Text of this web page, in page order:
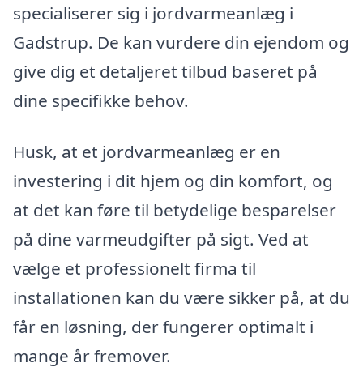
specialiserer sig i jordvarmeanlæg i
Gadstrup. De kan vurdere din ejendom og
give dig et detaljeret tilbud baseret på
dine specifikke behov.
Husk, at et jordvarmeanlæg er en
investering i dit hjem og din komfort, og
at det kan føre til betydelige besparelser
på dine varmeudgifter på sigt. Ved at
vælge et professionelt firma til
installationen kan du være sikker på, at du
får en løsning, der fungerer optimalt i
mange år fremover.